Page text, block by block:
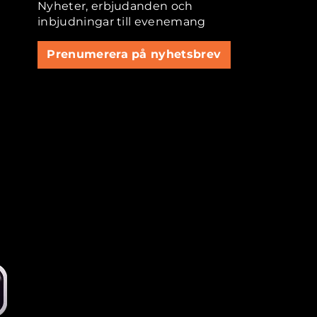
Nyheter, erbjudanden och
inbjudningar till evenemang
Prenumerera på nyhetsbrev